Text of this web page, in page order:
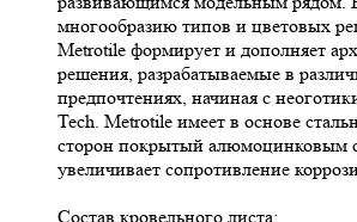
многообразию типов и цветовых
Metrotile формирует и дополняет
решения, разрабатываемые в
предпочтениях, начиная с
Tech. Metrotile имеет в основе
сторон покрытый алюмоцинковым
увеличивает сопротивление
Состав кровельного листа: